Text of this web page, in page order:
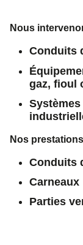
vous être
être appelé ?
Nous
Conduits
gaz, fioul
Nos
Conduits
Carneaux
Parties